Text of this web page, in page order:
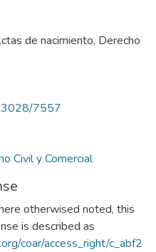
de nacimiento, Derecho
7557
Civil y Comercial
otherwised noted, this
is described as
coar/access_right/c_abf2